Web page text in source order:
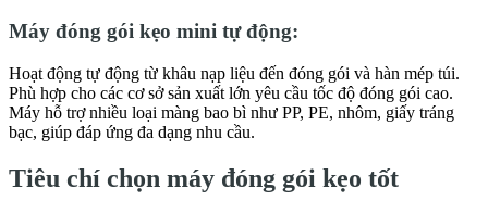
Máy đóng gói kẹo mini tự động:
Hoạt động tự động từ khâu nạp liệu đến đóng gói và hàn mép túi.
Phù hợp cho các cơ sở sản xuất lớn yêu cầu tốc độ đóng gói cao.
Máy hỗ trợ nhiều loại màng bao bì như PP, PE, nhôm, giấy tráng
bạc, giúp đáp ứng đa dạng nhu cầu.
Tiêu chí chọn máy đóng gói kẹo tốt